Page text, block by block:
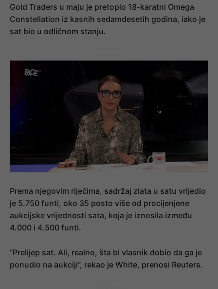
Gold Traders u maju je pretopio 18-karatni Omega
Constellation iz kasnih sedamdesetih godina, iako je
sat bio u odličnom stanju.
Prema njegovim riječima, sadržaj zlata u satu vrijedio
je 5.750 funti, oko 35 posto više od procijenjene
aukcijske vrijednosti sata, koja je iznosila između
4.000 i 4.500 funti.
“Prelijep sat. Ali, realno, šta bi vlasnik dobio da ga je
ponudio na aukciji”, rekao je White, prenosi Reuters.